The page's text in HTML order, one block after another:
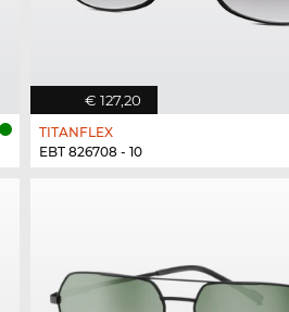
€ 127,20
TITANFLEX
EBT 826708 - 10